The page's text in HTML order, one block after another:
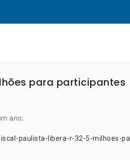
para participantes
ano;
paulista-libera-r-32-5-milhoes-